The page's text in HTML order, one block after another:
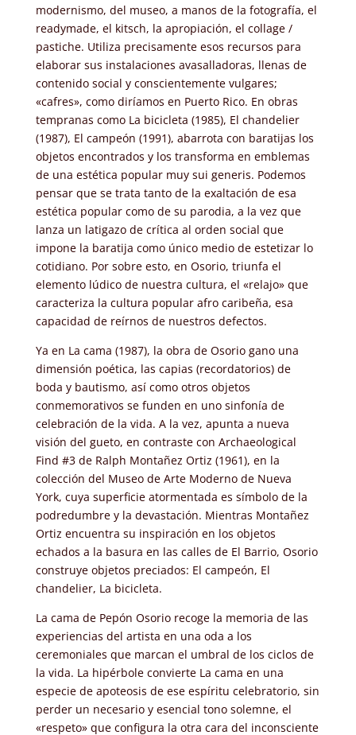
modernismo, del museo, a manos de la fotografía, el
readymade, el kitsch, la apropiación, el collage /
pastiche. Utiliza precisamente esos recursos para
elaborar sus instalaciones avasalladoras, llenas de
contenido social y conscientemente vulgares;
«cafres», como diríamos en Puerto Rico. En obras
tempranas como La bicicleta (1985), El chandelier
(1987), El campeón (1991), abarrota con baratijas los
objetos encontrados y los transforma en emblemas
de una estética popular muy sui generis. Podemos
pensar que se trata tanto de la exaltación de esa
estética popular como de su parodia, a la vez que
lanza un latigazo de crítica al orden social que
impone la baratija como único medio de estetizar lo
cotidiano. Por sobre esto, en Osorio, triunfa el
elemento lúdico de nuestra cultura, el «relajo» que
caracteriza la cultura popular afro caribeña, esa
capacidad de reírnos de nuestros defectos.
Ya en La cama (1987), la obra de Osorio gano una
dimensión poética, las capias (recordatorios) de
boda y bautismo, así como otros objetos
conmemorativos se funden en uno sinfonía de
celebración de la vida. A la vez, apunta a nueva
visión del gueto, en contraste con Archaeological
Find #3 de Ralph Montañez Ortiz (1961), en la
colección del Museo de Arte Moderno de Nueva
York, cuya superficie atormentada es símbolo de la
podredumbre y la devastación. Mientras Montañez
Ortiz encuentra su inspiración en los objetos
echados a la basura en las calles de El Barrio, Osorio
construye objetos preciados: El campeón, El
chandelier, La bicicleta.
La cama de Pepón Osorio recoge la memoria de las
experiencias del artista en una oda a los
ceremoniales que marcan el umbral de los ciclos de
la vida. La hipérbole convierte La cama en una
especie de apoteosis de ese espíritu celebratorio, sin
perder un necesario y esencial tono solemne, el
«respeto» que configura la otra cara del inconsciente